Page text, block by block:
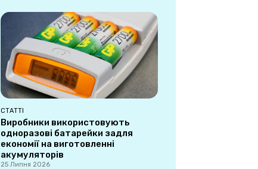
СТАТТІ
Виробники використовують
одноразові батарейки задля
економії на виготовленні
акумуляторів
25 Липня 2026